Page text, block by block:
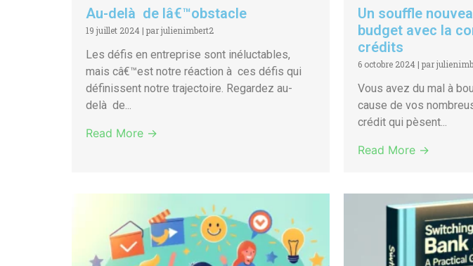
Au-delà de lâ€™obstacle
19 juillet 2024 | par julienimbert2
Les défis en entreprise sont inéluctables,
mais câ€™est notre réaction à ces défis qui
définissent notre trajectoire. Regardez au-
delà de...
Read More →
Un souffle
budget avec la
crédits
6 octobre 2024 | par
Vous avez du mal à
cause de vos
crédit qui pèsent...
Read More →